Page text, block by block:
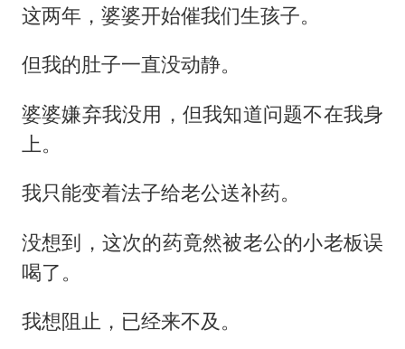
这两年，婆婆开始催我们生孩子。
但我的肚子一直没动静。
婆婆嫌弃我没用，但我知道问题不在我身
上。
我只能变着法子给老公送补药。
没想到，这次的药竟然被老公的小老板误
喝了。
我想阻止，已经来不及。